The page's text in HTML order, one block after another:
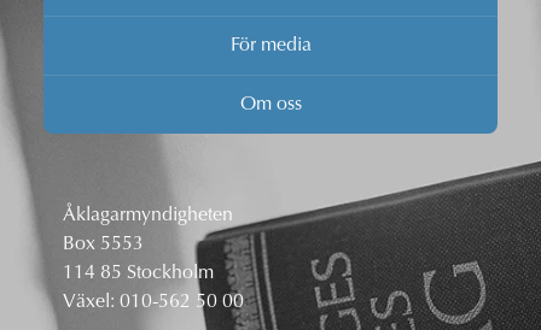
För media
Om oss
Åklagarmyndigheten
Box 5553
114 85 Stockholm
Växel: 010-562 50 00